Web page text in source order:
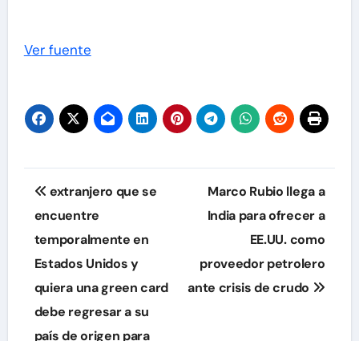
Ver fuente
Navegación
de
entradas
extranjero que se
encuentre
temporalmente en
Estados Unidos y
quiera una green card
debe regresar a su
país de origen para
Marco Rubio llega a
India para ofrecer a
EE.UU. como
proveedor petrolero
ante crisis de crudo